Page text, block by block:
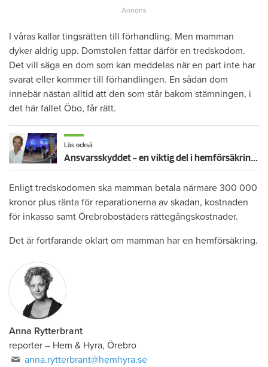
I våras kallar tingsrätten till förhandling. Men mamman
dyker aldrig upp. Domstolen fattar därför en tredskodom.
Det vill säga en dom som kan meddelas när en part inte har
svarat eller kommer till förhandlingen. En sådan dom
innebär nästan alltid att den som står bakom stämningen, i
det här fallet Öbo, får rätt.
Läs också
Ansvarsskyddet – en viktig del i hemförsäkringen
Enligt tredskodomen ska mamman betala närmare 300 000
kronor plus ränta för reparationerna av skadan, kostnaden
för inkasso samt Örebrobostäders rättegångskostnader.
Det är fortfarande oklart om mamman har en hemförsäkring.
Anna Rytterbrant
reporter – Hem & Hyra, Örebro
anna.rytterbrant@hemhyra.se